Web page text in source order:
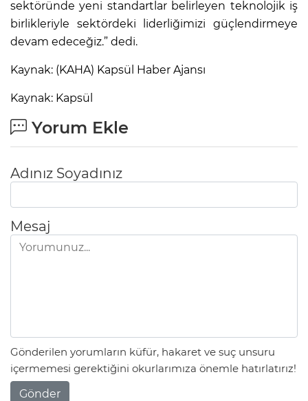
sektöründe yeni standartlar belirleyen teknolojik iş
birlikleriyle sektördeki liderliğimizi güçlendirmeye
devam edeceğiz.” dedi.
Kaynak: (KAHA) Kapsül Haber Ajansı
Kaynak: Kapsül
Yorum Ekle
Adınız Soyadınız
Mesaj
Gönderilen yorumların küfür, hakaret ve suç unsuru
içermemesi gerektiğini okurlarımıza önemle hatırlatırız!
Gönder